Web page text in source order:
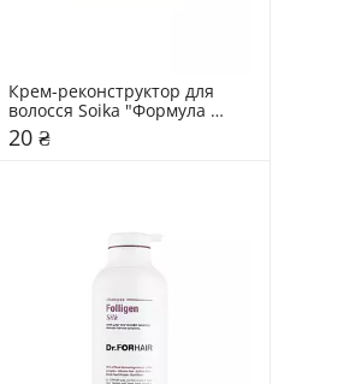
Крем-реконструктор для
волосся Soika "Формула
блиску"
20 ₴